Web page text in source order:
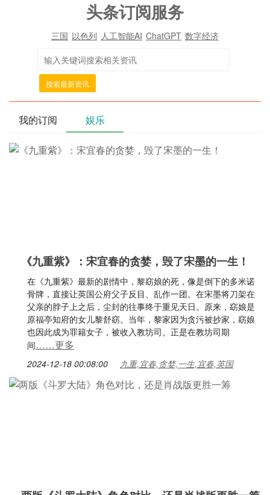
头条订阅服务
三国 以色列 人工智能AI ChatGPT 数字经济
搜索最新资讯
我的订阅 娱乐
《九重紫》：宋宜春的贪婪，毁了宋墨的一生！
在《九重紫》最新的剧情中，黎窈娘的死，像是倒下的多米诺
骨牌，直接让英国公府父子反目、乱作一团。在宋墨将刀架在
父亲的脖子上之后，尘封的往事终于重见天日。原来，窈娘是
原福亭知府的女儿黎舒窈。当年，黎家因为贪污被抄家，窈娘
也因此成为罪籍女子，被收入教坊司。正是在教坊司期
间……更多
2024-12-18 00:08:00 九重,宜春,贪婪,一生,宜春,英国